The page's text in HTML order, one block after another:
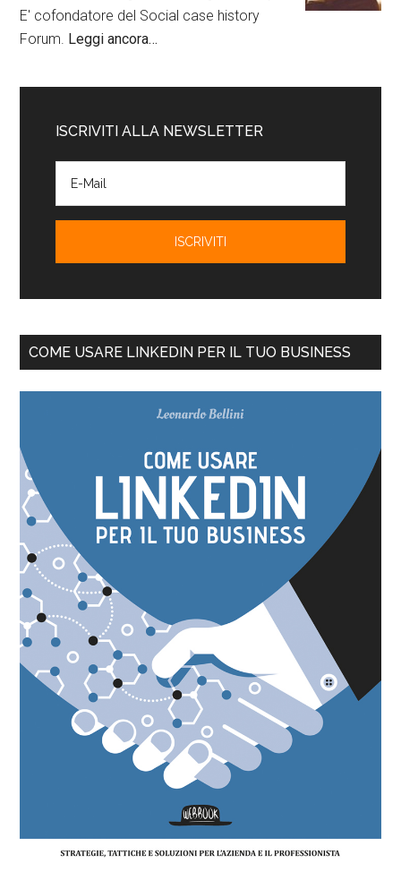
E' cofondatore del Social case history
Forum. Leggi ancora…
ISCRIVITI ALLA NEWSLETTER
COME USARE LINKEDIN PER IL TUO BUSINESS